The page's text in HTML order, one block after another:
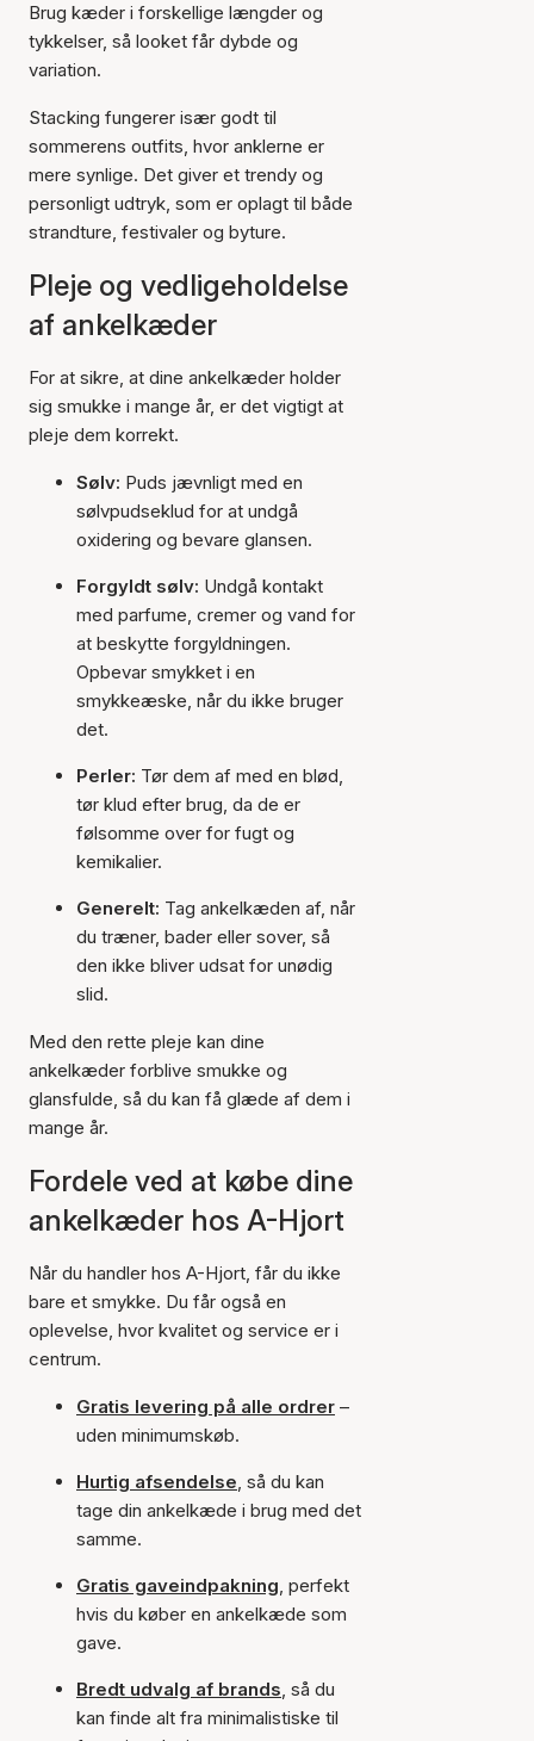
Brug kæder i forskellige længder og
tykkelser, så looket får dybde og
variation.
Stacking fungerer især godt til
sommerens outfits, hvor anklerne er
mere synlige. Det giver et trendy og
personligt udtryk, som er oplagt til både
strandture, festivaler og byture.
Pleje og vedligeholdelse
af ankelkæder
For at sikre, at dine ankelkæder holder
sig smukke i mange år, er det vigtigt at
pleje dem korrekt.
Sølv: Puds jævnligt med en
sølvpudseklud for at undgå
oxidering og bevare glansen.
Forgyldt sølv: Undgå kontakt
med parfume, cremer og vand for
at beskytte forgyldningen.
Opbevar smykket i en
smykkeæske, når du ikke bruger
det.
Perler: Tør dem af med en blød,
tør klud efter brug, da de er
følsomme over for fugt og
kemikalier.
Generelt: Tag ankelkæden af, når
du træner, bader eller sover, så
den ikke bliver udsat for unødig
slid.
Med den rette pleje kan dine
ankelkæder forblive smukke og
glansfulde, så du kan få glæde af dem i
mange år.
Fordele ved at købe dine
ankelkæder hos A-Hjort
Når du handler hos A-Hjort, får du ikke
bare et smykke. Du får også en
oplevelse, hvor kvalitet og service er i
centrum.
Gratis levering på alle ordrer –
uden minimumskøb.
Hurtig afsendelse, så du kan
tage din ankelkæde i brug med det
samme.
Gratis gaveindpakning, perfekt
hvis du køber en ankelkæde som
gave.
Bredt udvalg af brands, så du
kan finde alt fra minimalistiske til